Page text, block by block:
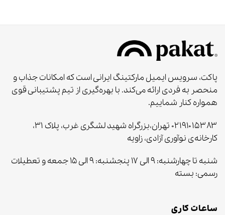
پاکت، سرویس ایمیل مارکتینگ ایرانی است که امکانات جذاب و
منحصر به‌ فردی ارائه می‌کند. با بهره‌گیری از تیم پشتیبانی قوی
همواره کنار شماییم.
۰۲۱۹۱۰۱۵۳۸۳ تهران،بزرگراه شهید لشگری غرب، پلاک ۳۱،
کارخانه‌ی نوآوری آزادی، زاویه
شنبه تا چهارشنبه: ۹ الی ۱۷ پنجشنبه: ۹ الی ۱۵ جمعه و تعطیلات
رسمی: بسته
ساعات کاری